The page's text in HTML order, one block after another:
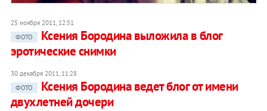
25 ноября 2011, 12:51
ФОТО
Ксения Бородина выложила в блог
эротические снимки
30 декабря 2011, 11:28
ФОТО
Ксения Бородина ведет блог от имени
двухлетней дочери